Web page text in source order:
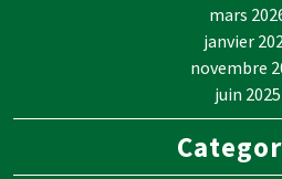
mars
janvier
novembre
juin 2025